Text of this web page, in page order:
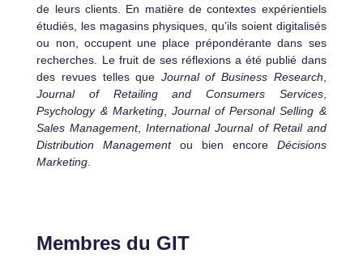
de leurs clients. En matière de contextes expérientiels
étudiés, les magasins physiques, qu’ils soient digitalisés
ou non, occupent une place prépondérante dans ses
recherches. Le fruit de ses réflexions a été publié dans
des revues telles que Journal of Business Research
Journal of Retailing and Consumers Services,
Psychology & Marketing, Journal of Personal Selling &
Sales Management,International Journal of Retail and
Distribution Managementou bien encore Décisions
Marketing
Membres du GIT